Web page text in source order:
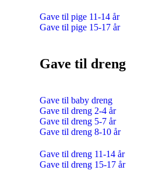
Gave til pige 11-14 år
Gave til pige 15-17 år
Gave til dreng
Gave til baby dreng
Gave til dreng 2-4 år
Gave til dreng 5-7 år
Gave til dreng 8-10 år
Gave til dreng 11-14 år
Gave til dreng 15-17 år